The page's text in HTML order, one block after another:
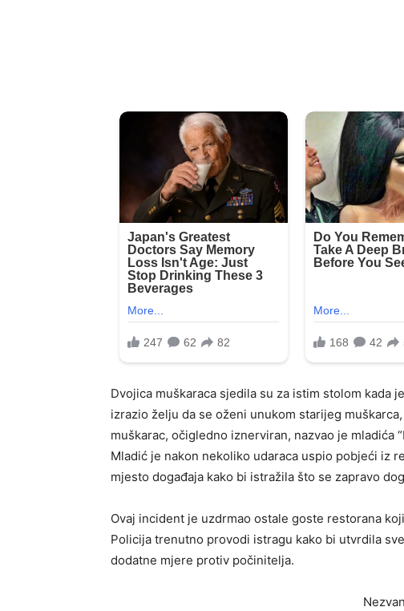
Dvojica muškaraca sjedila su za istim stolom kada
izrazio želju da se oženi unukom starijeg
muškarac, očigledno iznerviran, nazvao je mladića
Mladić je nakon nekoliko udaraca uspio pobjeći iz
mjesto događaja kako bi istražila što se zapravo
Ovaj incident je uzdrmao ostale goste restorana
Policija trenutno provodi istragu kako bi utvrdila
dodatne mjere protiv počinitelja.